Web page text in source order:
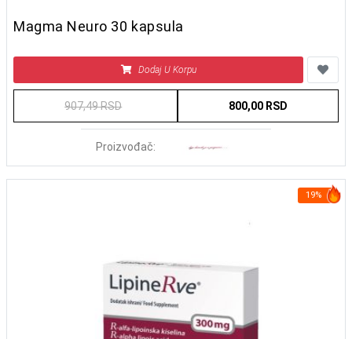
Magma Neuro 30 kapsula
Dodaj U Korpu
907,49 RSD 800,00 RSD
Proizvođač:
19%